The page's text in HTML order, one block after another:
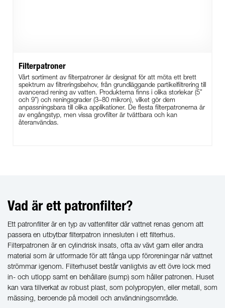
Filterpatroner
Vårt sortiment av filterpatroner är designat för att möta ett brett
spektrum av filtreringsbehov, från grundläggande partikelfiltrering till
avancerad rening av vatten. Produkterna finns i olika storlekar (5”
och 9”) och reningsgrader (3–80 mikron), vilket gör dem
anpassningsbara till olika applikationer. De flesta filterpatronerna är
av engångstyp, men vissa grovfilter är tvättbara och kan
återanvändas.
Vad är ett patronfilter?
Ett patronfilter är en typ av vattenfilter där vattnet renas genom att
passera en utbytbar filterpatron innesluten i ett filterhus.
Filterpatronen är en cylindrisk insats, ofta av vävt garn eller andra
material som är utformade för att fånga upp föroreningar när vattnet
strömmar igenom. Filterhuset består vanligtvis av ett övre lock med
in- och utlopp samt en behållare (sump) som håller patronen. Huset
kan vara tillverkat av robust plast, som polypropylen, eller metall, som
mässing, beroende på modell och användningsområde.